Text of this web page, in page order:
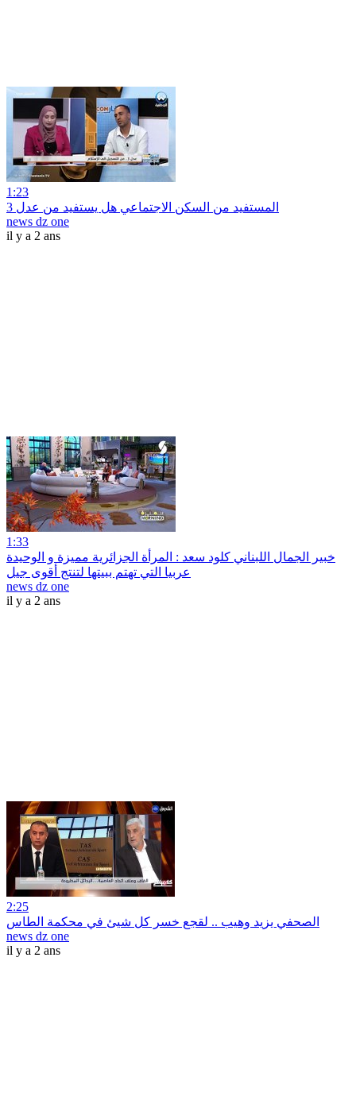
1:23
المستفيد من السكن الاجتماعي هل يستفيد من عدل 3
news dz one
il y a 2 ans
1:33
خبير الجمال اللبناني كلود سعد : المرأة الجزائرية مميزة و الوحيدة
عربيا التي تهتم ببيتها لتنتج أقوى جيل
news dz one
il y a 2 ans
2:25
الصحفي يزيد وهيب .. لقجع خسر كل شيئ في محكمة الطاس
news dz one
il y a 2 ans